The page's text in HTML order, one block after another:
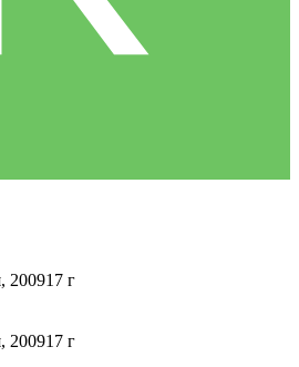
200917 г
200917 г